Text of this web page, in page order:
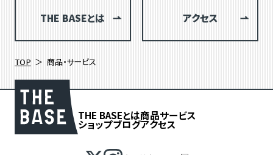
THE BASEとは アクセス
TOP 商品・サービス
THE BASEとは商品サービス
ショップブログアクセス